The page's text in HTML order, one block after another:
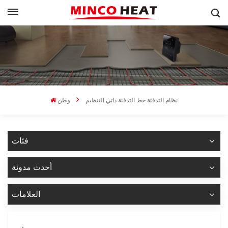
وطن نظام التدفئة خط التدفئة ذاتي التنظيم
فئات
أحدث مدونة
العلامات